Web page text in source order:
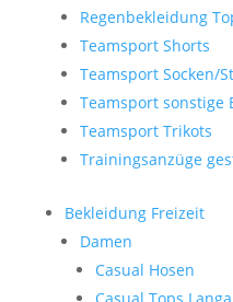
Regenbekleidung
Teamsport Shorts
Teamsport Socken/
Teamsport sonstige
Teamsport Trikots
Trainingsanzüge
Bekleidung Freizeit
Damen
Casual Hosen